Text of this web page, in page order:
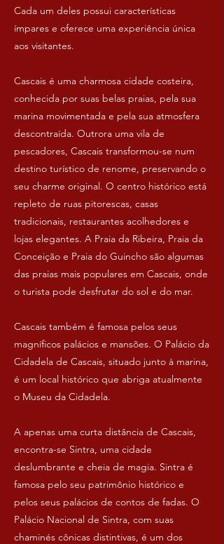
Cada um deles possui características
ímpares e oferece uma experiência única
aos visitantes.
Cascais é uma charmosa cidade costeira,
conhecida por suas belas praias, pela sua
marina movimentada e pela sua atmosfera
descontraída. Outrora uma vila de
pescadores, Cascais transformou-se num
destino turístico de renome, preservando o
seu charme original. O centro histórico está
repleto de ruas pitorescas, casas
tradicionais, restaurantes acolhedores e
lojas elegantes. A Praia da Ribeira, Praia da
Conceição e Praia do Guincho são algumas
das praias mais populares em Cascais, onde
o turista pode desfrutar do sol e do mar.
Cascais também é famosa pelos seus
magníficos palácios e mansões. O Palácio da
Cidadela de Cascais, situado junto à marina,
é um local histórico que abriga atualmente
o Museu da Cidadela.
A apenas uma curta distância de Cascais,
encontra-se Sintra, uma cidade
deslumbrante e cheia de magia. Sintra é
famosa pelo seu patrimônio histórico e
pelos seus palácios de contos de fadas. O
Palácio Nacional de Sintra, com suas
chaminés cônicas distintivas, é um dos